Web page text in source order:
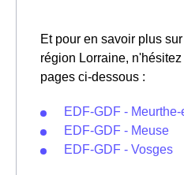
Et pour en savoir plus
région Lorraine,
pages ci-dessous :
EDF-GDF -
EDF-GDF - Meuse
EDF-GDF - Vosges